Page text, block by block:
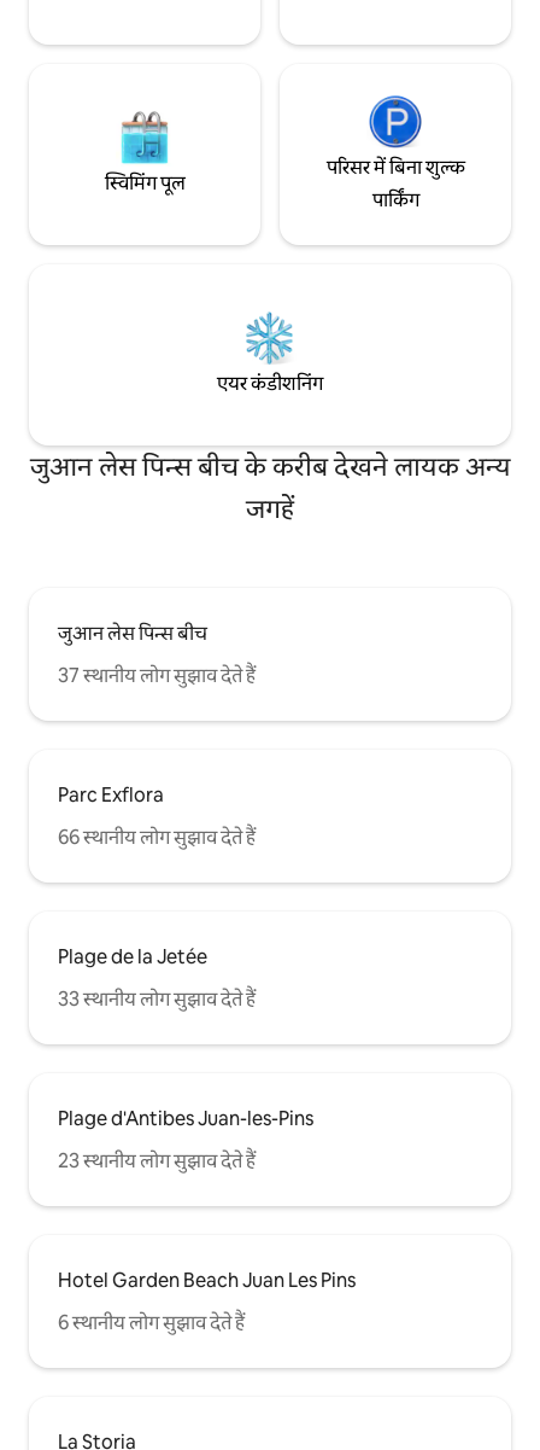
"बेले एपोक" को देखेंगे। मरीना, खुशी के लिए यूरोप
लिए शटल, कार किराए पर लेने वाली कंपनियां बस
नहीं हैं और समुद्र में सवारी के लिए नाव किराए पर
क्यों नहीं है..! शहर की लोकेशन के बीचों - बीच
मौजूद यह अपार्टमेंट आपको आराम से लुभाएगा और
स्विमिंग पूल
परिसर में बिना शुल्क
पार्किंग
एयर कंडीशनिंग
जुआन लेस पिन्स बीच के करीब देखने लायक अन्य
जगहें
जुआन लेस पिन्स बीच
37 स्थानीय लोग सुझाव देते हैं
Parc Exflora
66 स्थानीय लोग सुझाव देते हैं
Plage de la Jetée
33 स्थानीय लोग सुझाव देते हैं
Plage d'Antibes Juan-les-Pins
23 स्थानीय लोग सुझाव देते हैं
Hotel Garden Beach Juan Les Pins
6 स्थानीय लोग सुझाव देते हैं
La Storia